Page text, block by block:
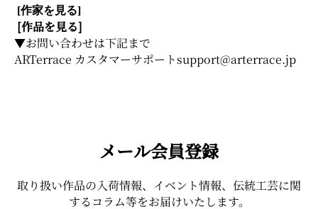
[作家を見る]
[作品を見る]
▼お問い合わせは下記まで
ARTerrace カスタマーサポートsupport@arterrace.jp
メール会員登録
取り扱い作品の入荷情報、イベント情報、伝統工芸に関
するコラム等をお届けいたします。